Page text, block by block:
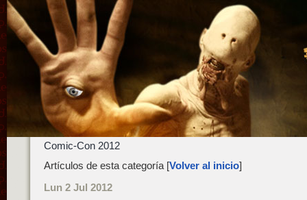
Comic-Con 2012
Artículos de esta categoría [Volver al inicio]
Lun 2 Jul 2012